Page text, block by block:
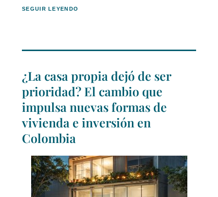
SEGUIR LEYENDO
¿La casa propia dejó de ser
prioridad? El cambio que
impulsa nuevas formas de
vivienda e inversión en
Colombia